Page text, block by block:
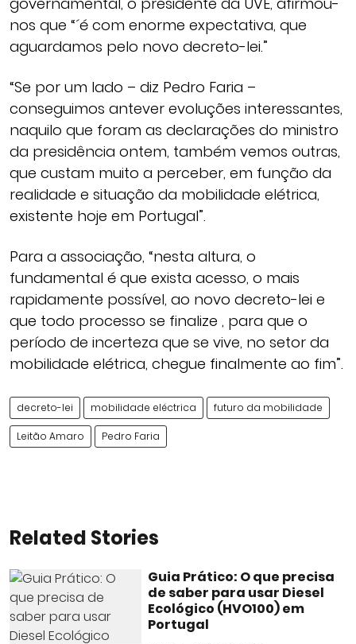
nos que “´é com enorme expectativa, que
aguardamos pelo novo decreto-lei.”
“Se por um lado – diz Pedro Faria –
conseguimos antever evoluções interessantes,
naquilo que foram as declarações do ministro
da presidência ontem, também vemos outras,
que custam muito a perceber, em função da
realidade e situação da mobilidade elétrica,
existente hoje em Portugal”.
Para a associação, “nesta altura, o
fundamental é que exista acesso, o mais
rapidamente possível, ao novo decreto-lei e
que todo processo se finalize , para que o
período de incerteza que se vive, no setor da
mobilidade elétrica, chegue finalmente ao fim”.
decreto-lei mobilidade eléctrica futuro da mobilidade
Leitão Amaro Pedro Faria
Related Stories
Guia Prático: O que precisa
de saber para usar Diesel
Ecológico (HVO100) em
Portugal